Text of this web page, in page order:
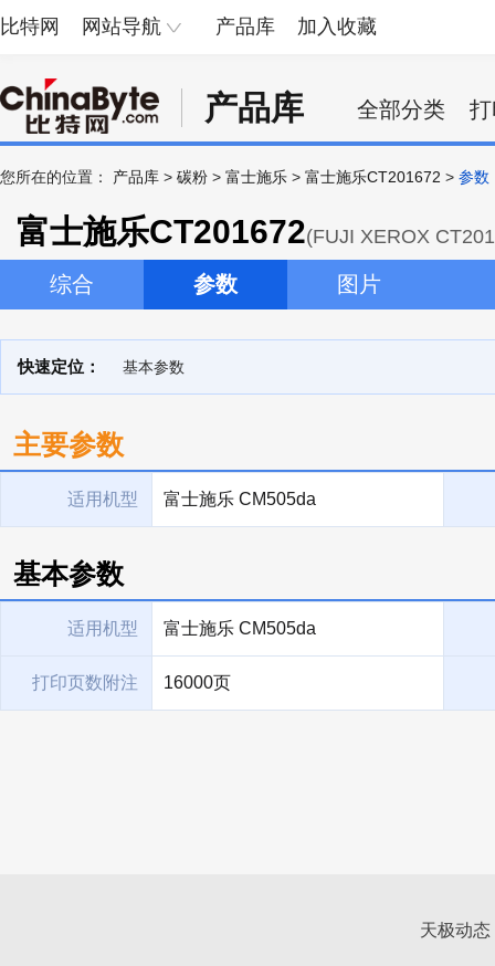
比特网 网站导航 产品库 加入收藏
产品库 全部分类
您所在的位置： 产品库 > 碳粉 > 富士施乐 > 富士施乐CT201672 > 参数
富士施乐CT201672(FUJI XEROX
综合 参数 图片
快速定位： 基本参数
主要参数
适用机型 富士施乐 CM505da
基本参数
适用机型 富士施乐 CM505da
打印页数附注 16000页
天极动态